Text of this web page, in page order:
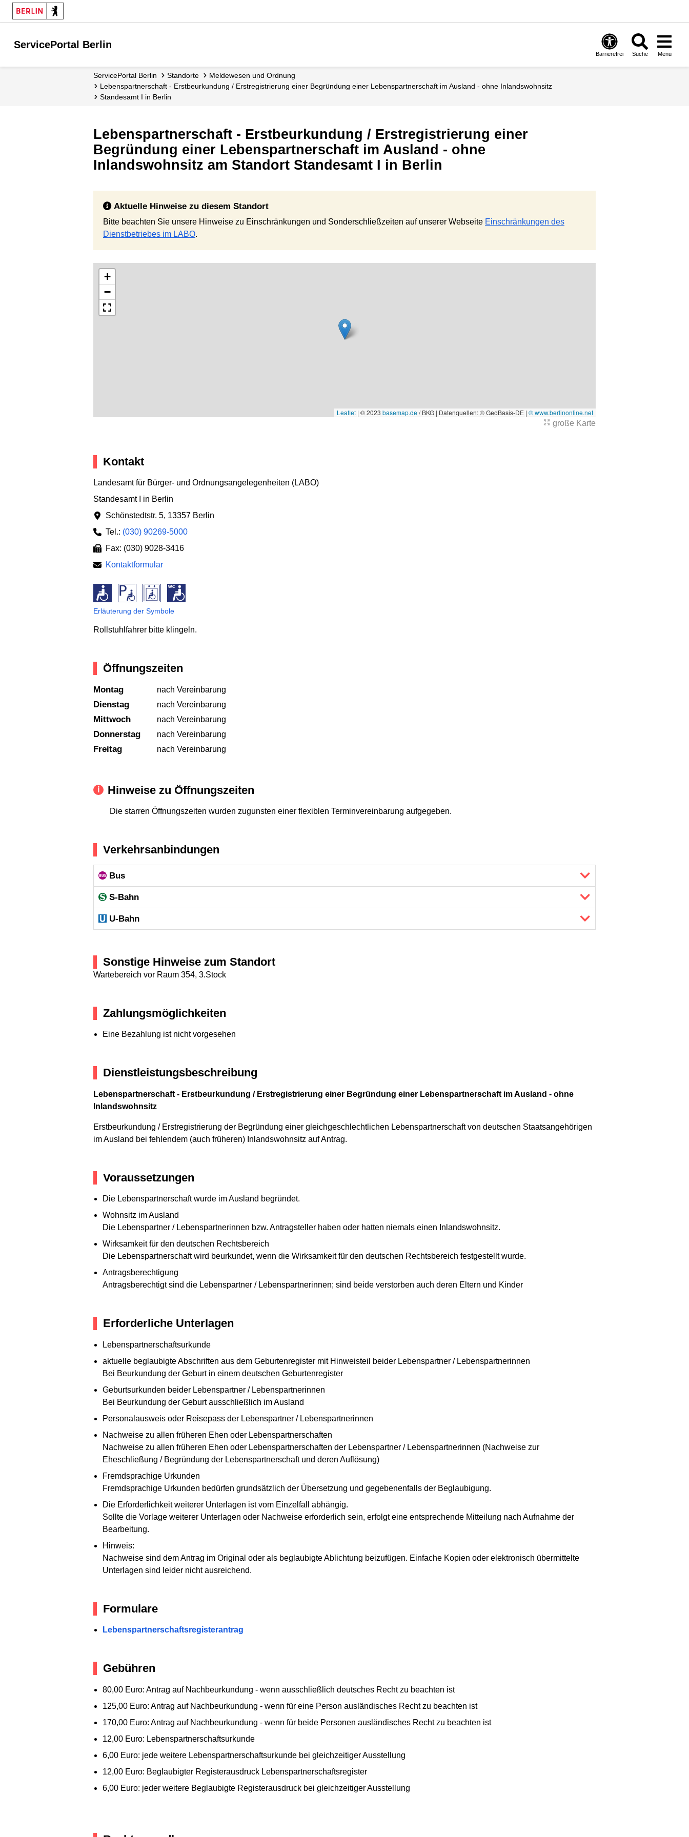
ServicePortal Berlin
Barrierefrei Suche Menü
ServicePortal Berlin Standorte
Meldewesen und Ordnung
Lebenspartnerschaft - Erstbeurkundung / Erstregistrierung einer Begründung einer Lebenspartnerschaft im Ausland - ohne Inlandswohnsitz
Standesamt I in Berlin
Lebenspartnerschaft - Erstbeurkundung / Erstregistrierung einer
Begründung einer Lebenspartnerschaft im Ausland - ohne
Inlandswohnsitz am Standort Standesamt I in Berlin
Aktuelle Hinweise zu diesem Standort
Bitte beachten Sie unsere Hinweise zu Einschränkungen und Sonderschließzeiten auf unserer Webseite Einschränkungen des
Dienstbetriebes im LABO.
+
−
Leaflet | © 2023 basemap.de/ BKG | Datenquellen: © GeoBasis-DE | © www.berlinonline.net
große Karte
Kontakt
Landesamt für Bürger- und Ordnungsangelegenheiten (LABO)
Standesamt I in Berlin
Schönstedtstr. 5, 13357 Berlin
Tel.: (030) 90269-5000
Fax: (030) 9028-3416
Kontaktformular
Erläuterung der Symbole
Rollstuhlfahrer bitte klingeln.
Öffnungszeiten
Montag nach Vereinbarung
Dienstag nach Vereinbarung
Mittwoch nach Vereinbarung
Donnerstag nach Vereinbarung
Freitag nach Vereinbarung
Hinweise zu Öffnungszeiten
Die starren Öffnungszeiten wurden zugunsten einer flexiblen Terminvereinbarung aufgegeben.
Verkehrsanbindungen
Bus
S-Bahn
U-Bahn
Sonstige Hinweise zum Standort
Wartebereich vor Raum 354, 3.Stock
Zahlungsmöglichkeiten
Eine Bezahlung ist nicht vorgesehen
Dienstleistungsbeschreibung
Lebenspartnerschaft - Erstbeurkundung / Erstregistrierung einer Begründung einer Lebenspartnerschaft im Ausland - ohne
Inlandswohnsitz
Erstbeurkundung / Erstregistrierung der Begründung einer gleichgeschlechtlichen Lebenspartnerschaft von deutschen Staatsangehörigen
im Ausland bei fehlendem (auch früheren) Inlandswohnsitz auf Antrag.
Voraussetzungen
Die Lebenspartnerschaft wurde im Ausland begründet.
Wohnsitz im Ausland
Die Lebenspartner / Lebenspartnerinnen bzw. Antragsteller haben oder hatten niemals einen Inlandswohnsitz.
Wirksamkeit für den deutschen Rechtsbereich
Die Lebenspartnerschaft wird beurkundet, wenn die Wirksamkeit für den deutschen Rechtsbereich festgestellt wurde.
Antragsberechtigung
Antragsberechtigt sind die Lebenspartner / Lebenspartnerinnen; sind beide verstorben auch deren Eltern und Kinder
Erforderliche Unterlagen
Lebenspartnerschaftsurkunde
aktuelle beglaubigte Abschriften aus dem Geburtenregister mit Hinweisteil beider Lebenspartner / Lebenspartnerinnen
Bei Beurkundung der Geburt in einem deutschen Geburtenregister
Geburtsurkunden beider Lebenspartner / Lebenspartnerinnen
Bei Beurkundung der Geburt ausschließlich im Ausland
Personalausweis oder Reisepass der Lebenspartner / Lebenspartnerinnen
Nachweise zu allen früheren Ehen oder Lebenspartnerschaften
Nachweise zu allen früheren Ehen oder Lebenspartnerschaften der Lebenspartner / Lebenspartnerinnen (Nachweise zur
Eheschließung / Begründung der Lebenspartnerschaft und deren Auflösung)
Fremdsprachige Urkunden
Fremdsprachige Urkunden bedürfen grundsätzlich der Übersetzung und gegebenenfalls der Beglaubigung.
Die Erforderlichkeit weiterer Unterlagen ist vom Einzelfall abhängig.
Sollte die Vorlage weiterer Unterlagen oder Nachweise erforderlich sein, erfolgt eine entsprechende Mitteilung nach Aufnahme der
Bearbeitung.
Hinweis:
Nachweise sind dem Antrag im Original oder als beglaubigte Ablichtung beizufügen. Einfache Kopien oder elektronisch übermittelte
Unterlagen sind leider nicht ausreichend.
Formulare
Lebenspartnerschaftsregisterantrag
Gebühren
80,00 Euro: Antrag auf Nachbeurkundung - wenn ausschließlich deutsches Recht zu beachten ist
125,00 Euro: Antrag auf Nachbeurkundung - wenn für eine Person ausländisches Recht zu beachten ist
170,00 Euro: Antrag auf Nachbeurkundung - wenn für beide Personen ausländisches Recht zu beachten ist
12,00 Euro: Lebenspartnerschaftsurkunde
6,00 Euro: jede weitere Lebenspartnerschaftsurkunde bei gleichzeitiger Ausstellung
12,00 Euro: Beglaubigter Registerausdruck Lebenspartnerschaftsregister
6,00 Euro: jeder weitere Beglaubigte Registerausdruck bei gleichzeitiger Ausstellung